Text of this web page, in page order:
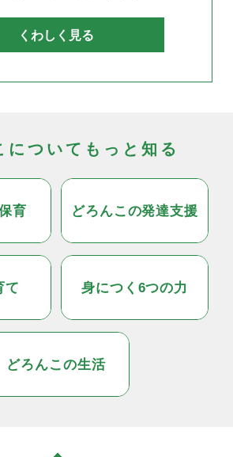
くわしく見る
についてもっと知る
育 どろんこの発達支援
て 身につく6つの力
どろんこの生活